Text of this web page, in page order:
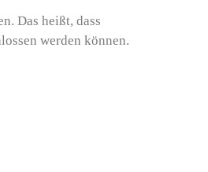
Das heißt, dass
werden können.